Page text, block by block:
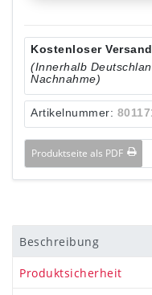
Kostenloser
(Innerhalb
Nachnahme)
Artikelnummer:
Produktseite als PDF
Beschreibung
Produktsicherheit